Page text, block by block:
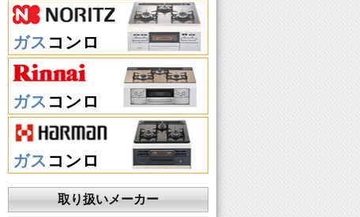
ガス コンロ
ガス コンロ
ガス コンロ
取り扱いメーカー